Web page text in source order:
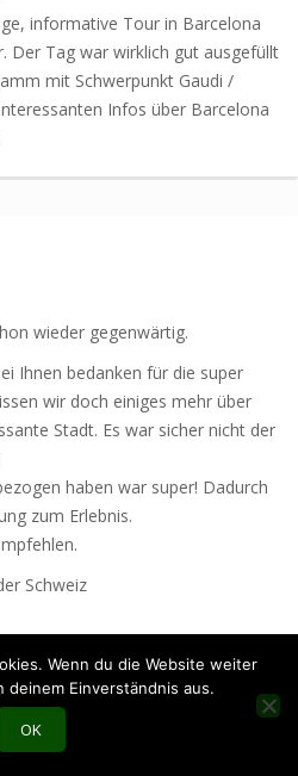
informative Tour in Barcelona
Der Tag war wirklich gut ausgefüllt
mit Schwerpunkt Gaudi /
Infos über Barcelona
wieder gegenwärtig.
Ihnen bedanken für die super
wir doch einiges mehr über
Stadt. Es war sicher nicht der
haben war super! Dadurch
zum Erlebnis.
Schweiz
Wenn du die Website weiter
Einverständnis aus.
OK